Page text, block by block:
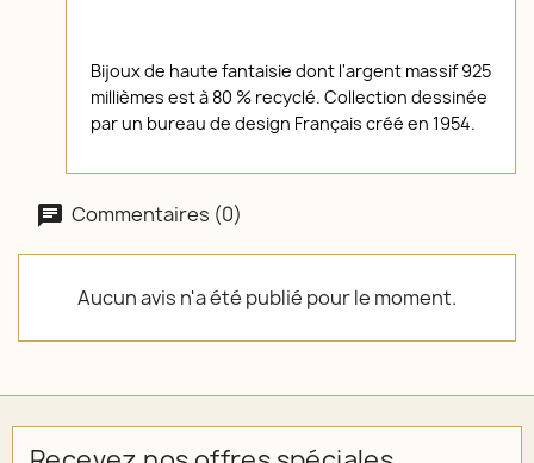
Bijoux de haute fantaisie dont l'argent massif 925
millièmes est à 80 % recyclé. Collection dessinée
par un bureau de design Français créé en 1954.
Commentaires (0)
Aucun avis n'a été publié pour le moment.